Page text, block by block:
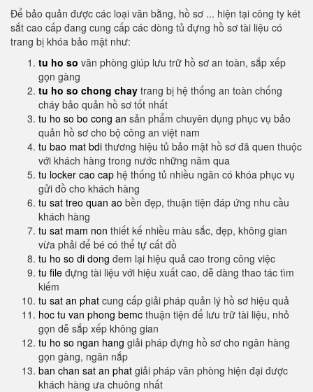
Để bảo quản được các loại văn bằng, hồ sơ ... hiện tại công ty két
sắt cao cấp đang cung cấp các dòng tủ đựng hồ sơ tài liệu có
trang bị khóa bảo mật như:
tu ho so văn phòng giúp lưu trữ hồ sơ an toàn, sắp xếp
gọn gàng
tu ho so chong chay trang bị hệ thống an toàn chống
cháy bảo quản hồ sơ tốt nhất
tu ho so bo cong an sản phẩm chuyên dụng phục vụ bảo
quản hồ sơ cho bộ công an việt nam
tu bao mat bdi thương hiệu tủ bảo mật hồ sơ đã quen thuộc
với khách hàng trong nước những năm qua
tu locker cao cap hệ thống tủ nhiều ngăn có khóa phục vụ
gửi đồ cho khách hàng
tu sat treo quan ao bền đẹp, thuận tiện đáp ứng nhu cầu
khách hàng
tu sat mam non thiết kế nhiều màu sắc, đẹp, không gian
vừa phải để bé có thể tự cất đồ
tu ho so di dong đem lại hiệu quả cao trong công việc
tu file đựng tài liệu với hiệu xuất cao, dễ dàng thao tác tìm
kiếm
tu sat an phat cung cấp giải pháp quản lý hồ sơ hiệu quả
hoc tu van phong bemc thuận tiện để lưu trữ tài liệu, nhỏ
gọn dễ sắp xếp không gian
tu ho so ngan hang giải pháp đựng hồ sơ cho ngân hàng
gọn gàng, ngăn nắp
ban chan sat an phat giải pháp văn phòng hiện đại được
khách hàng ưa chuông nhất